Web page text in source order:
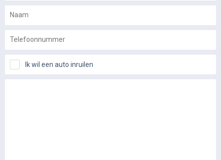
Ik wil een auto inruilen